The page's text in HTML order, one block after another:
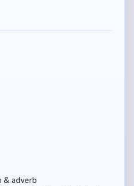
& adverb